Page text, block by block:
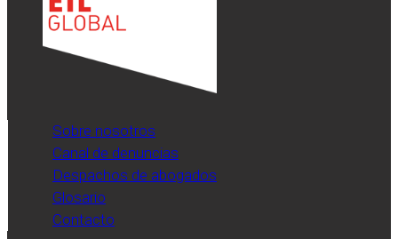
Sobre nosotros
Canal de denuncias
Despachos de abogados
Glosario
Contacto